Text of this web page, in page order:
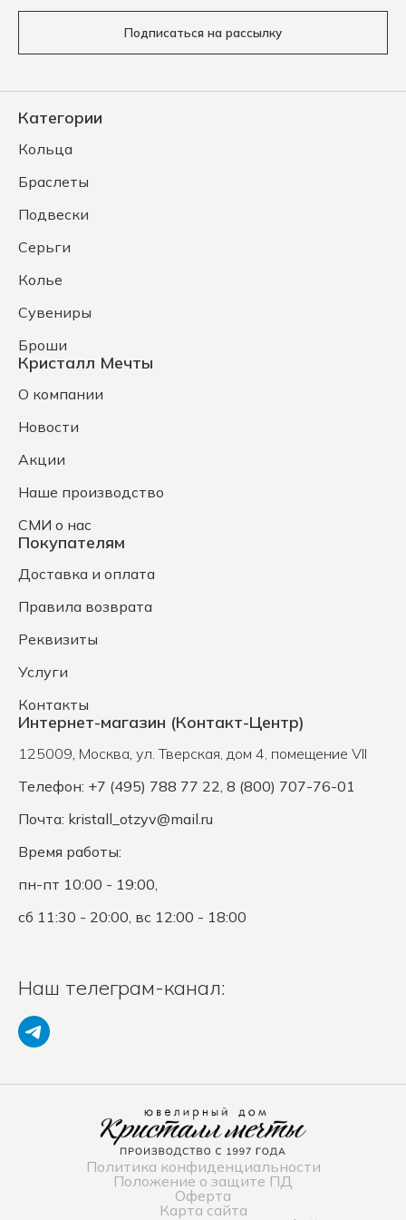
Подписаться на рассылку
Категории
Кольца
Браслеты
Подвески
Серьги
Колье
Сувениры
Броши
Кристалл Мечты
О компании
Новости
Акции
Наше производство
СМИ о нас
Покупателям
Доставка и оплата
Правила возврата
Реквизиты
Услуги
Контакты
Интернет-магазин (Контакт-Центр)
125009, Москва, ул. Тверская, дом 4, помещение VII
Телефон: +7 (495) 788 77 22, 8 (800) 707-76-01
Почта: kristall_otzyv@mail.ru
Время работы:
пн-пт 10:00 - 19:00,
сб 11:30 - 20:00, вс 12:00 - 18:00
Наш телеграм-канал:
Политика конфиденциальности
Положение о защите ПД
Оферта
Карта сайта